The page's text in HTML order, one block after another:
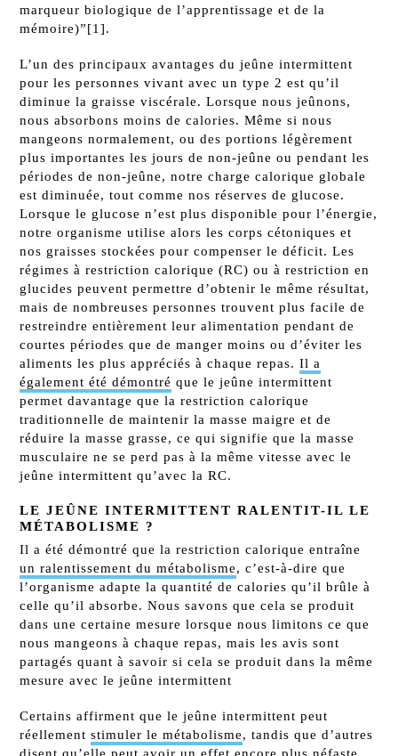
marqueur biologique de l’apprentissage et de la
mémoire)”[1].
L’un des principaux avantages du jeûne intermittent
pour les personnes vivant avec un type 2 est qu’il
diminue la graisse viscérale. Lorsque nous jeûnons,
nous absorbons moins de calories. Même si nous
mangeons normalement, ou des portions légèrement
plus importantes les jours de non-jeûne ou pendant les
périodes de non-jeûne, notre charge calorique globale
est diminuée, tout comme nos réserves de glucose.
Lorsque le glucose n’est plus disponible pour l’énergie,
notre organisme utilise alors les corps cétoniques et
nos graisses stockées pour compenser le déficit. Les
régimes à restriction calorique (RC) ou à restriction en
glucides peuvent permettre d’obtenir le même résultat,
mais de nombreuses personnes trouvent plus facile de
restreindre entièrement leur alimentation pendant de
courtes périodes que de manger moins ou d’éviter les
aliments les plus appréciés à chaque repas.Il a
également été démontré que le jeûne intermittent
permet davantage que la restriction calorique
traditionnellede maintenir la masse maigre et de
réduire la masse grasse, ce qui signifie que la masse
musculaire ne se perd pas à la même vitesse avec le
jeûne intermittentqu’avec la RC.
LE JEÛNE INTERMITTENT RALENTIT-IL LE
MÉTABOLISME ?
Il a été démontré que la restriction calorique entraîne
un ralentissement du métabolisme, c’est-à-dire que
l’organisme adapte la quantité de calories qu’il brûle à
celle qu’il absorbe. Nous savons que cela se produit
dans une certaine mesure lorsque nous limitons ce que
nous mangeons à chaque repas, mais les avis sont
partagés quant à savoir si cela se produit dans la même
mesure avec le jeûne intermittent
Certains affirment que le jeûne intermittent peut
réellementstimuler le métabolisme, tandis que d’autres